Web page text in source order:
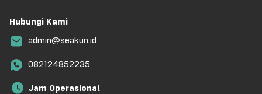
Hubungi Kami
admin@seakun.id
082124852235
Jam Operasional